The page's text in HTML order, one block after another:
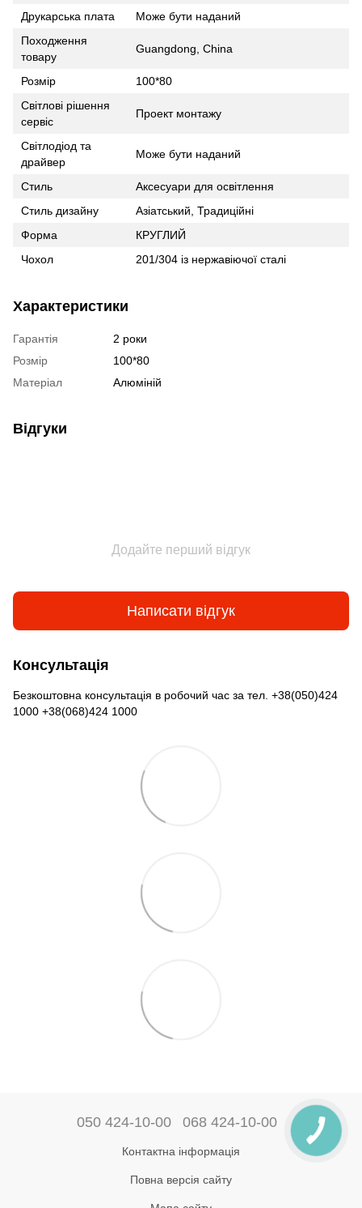
Друкарська плата
Може бути наданий
Походження
товару
Guangdong, China
Розмір
100*80
Світлові рішення
сервіс
Проект монтажу
Світлодіод та
драйвер
Може бути наданий
Стиль
Аксесуари для освітлення
Стиль дизайну
Азіатський, Традиційні
Форма
КРУГЛИЙ
Чохол
201/304 із нержавіючої сталі
Характеристики
Гарантія
2 роки
Розмір
100*80
Матеріал
Алюміній
Відгуки
Додайте перший відгук
Написати відгук
Консультація
Безкоштовна консультація в робочий час за тел. +38(050)424
1000 +38(068)424 1000
050 424-10-00 068 424-10-00
Контактна інформація
Повна версія сайту